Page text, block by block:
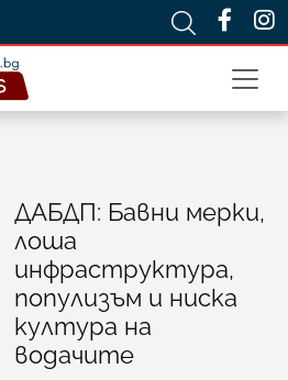
ДАБДП: Бавни мерки,
лоша
инфраструктура,
популизъм и ниска
култура на
водачите